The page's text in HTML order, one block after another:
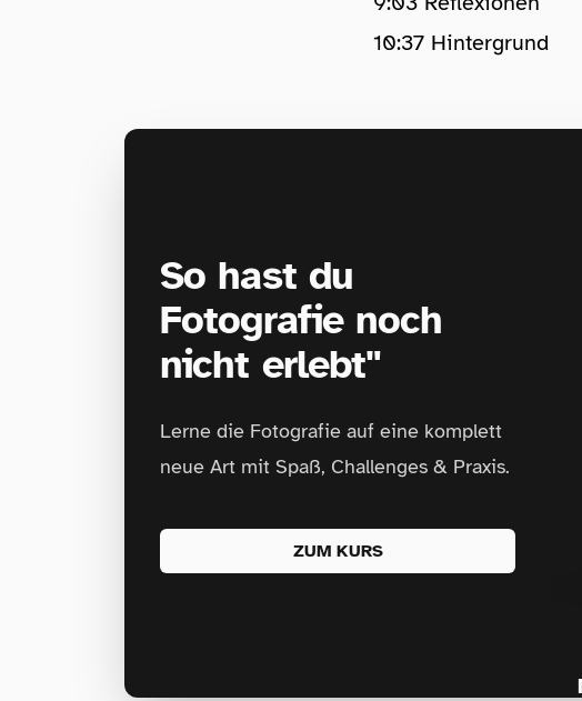
10:37 Hintergrund
So hast du
Fotografie noch
nicht erlebt"
Lerne die Fotografie auf eine komplett
neue Art mit Spaß, Challenges & Praxis.
ZUM KURS